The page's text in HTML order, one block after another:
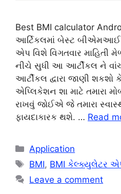
Best BMI calculator
આર્ટિકલમાં બેસ્ટ બીએમઆઈ
એપ વિશે વિગતવાર માહિતી
નીચે સુધી આ આર્ટીકલ ને
આર્ટીકલ દ્વારા જાણી
એપ્લિકેશન શા માટે તમારા
રાખવું જોઈએ જે તમારા
ફાયદાકારક થશે. … Read
Categories
Application
Tags
BMI, BMI કેલ્ક્યુલેટર
Leave a comment